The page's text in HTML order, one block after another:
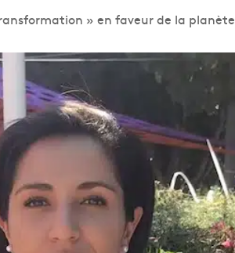
» en faveur de la planète